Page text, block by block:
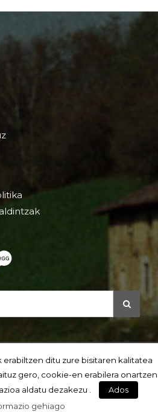
ditu zure bisitaren kalitatea
gero, cookie-en erabilera onartzen
aldatu dezakezu .
Ados
gehiago